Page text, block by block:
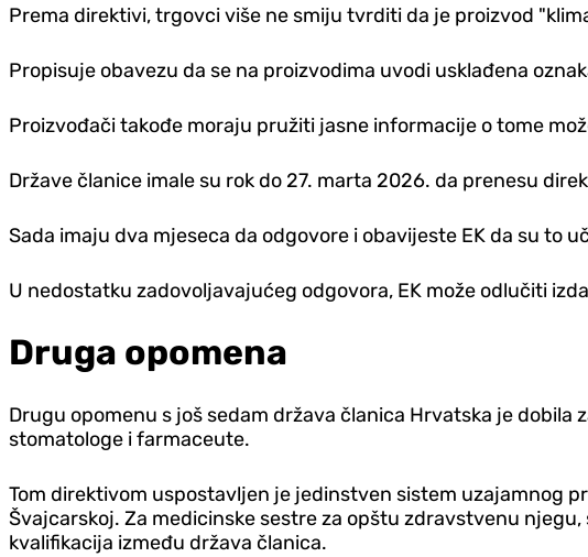
Prema direktivi, trgovci više ne smiju tvrditi da je proizvod
Propisuje obavezu da se na proizvodima uvodi usklađena
Proizvođači takođe moraju pružiti jasne informacije o tome
Države članice imale su rok do 27. marta 2026. da prenesu
Sada imaju dva mjeseca da odgovore i obavijeste EK da su to
U nedostatku zadovoljavajućeg odgovora, EK može odlučiti
Druga opomena
Drugu opomenu s još sedam država članica Hrvatska je
stomatologe i farmaceute.
Tom direktivom uspostavljen je jedinstven sistem uzajamnog
Švajcarskoj. Za medicinske sestre za opštu zdravstvenu
kvalifikacija između država članica.